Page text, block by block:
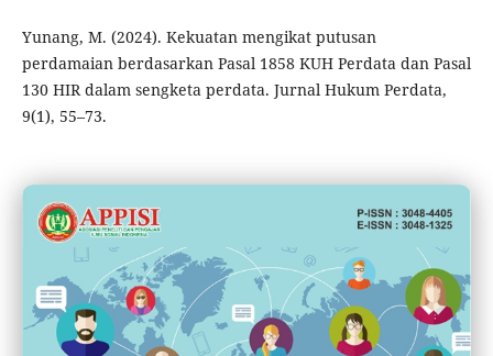
Yunang, M. (2024). Kekuatan mengikat putusan
perdamaian berdasarkan Pasal 1858 KUH Perdata dan Pasal
130 HIR dalam sengketa perdata. Jurnal Hukum Perdata,
9(1), 55–73.